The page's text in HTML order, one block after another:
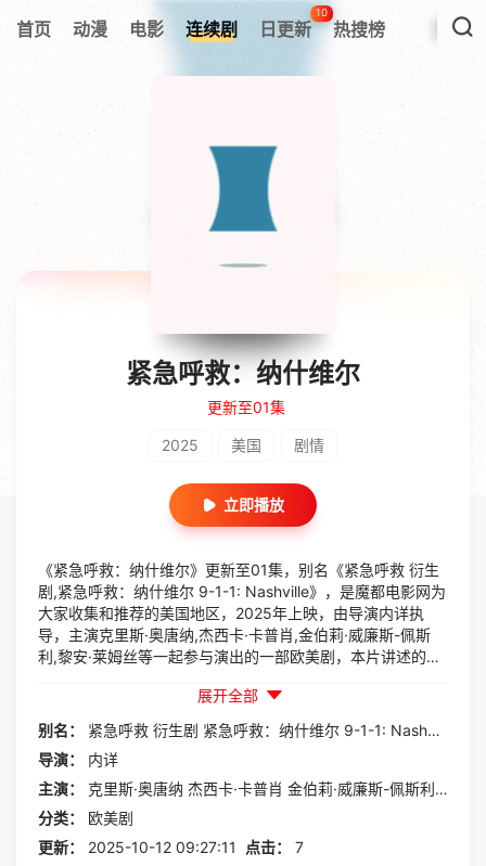
首页 动漫 电影 连续剧 日更新
10
热搜榜
紧急呼救：纳什维尔
更新至01集
2025 美国 剧情
立即播放
《紧急呼救：纳什维尔》更新至01集，别名《紧急呼救 衍生
剧,紧急呼救：纳什维尔 9-1-1: Nashville》，是魔都电影网为
大家收集和推荐的美国地区，2025年上映，由导演内详执
导，主演克里斯·奥唐纳,杰西卡·卡普肖,金伯莉·威廉斯-佩斯
利,黎安·莱姆丝等一起参与演出的一部欧美剧，本片讲述的
n,withLasVegasamongpotentialcitiesrumoredtofollowLosA
ngeles(9-1-1)andAustin(9-1-1:LoneStar).
展开全部
别名：
紧急呼救 衍生剧 紧急呼救：纳什维尔 9-1-1: Nashville
导演：
内详
主演：
克里斯·奥唐纳 杰西卡·卡普肖 金伯莉·威廉斯-佩斯利 黎安·
分类：
欧美剧
更新：
2025-10-12 09:27:11 点击：
7